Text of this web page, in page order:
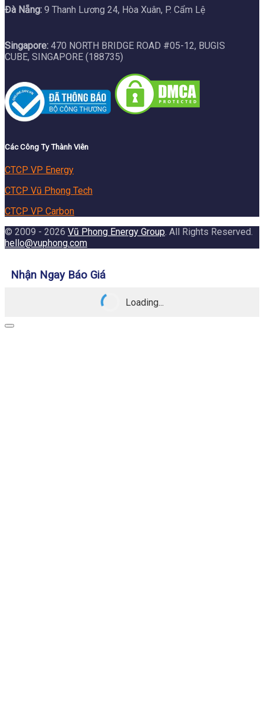
Đà Nẵng: 9 Thanh Lương 24, Hòa Xuân, P. Cẩm Lệ
Singapore: 470 NORTH BRIDGE ROAD #05-12, BUGIS
CUBE, SINGAPORE (188735)
Các Công Ty Thành Viên
CTCP VP Energy
CTCP Vũ Phong Tech
CTCP VP Carbon
© 2009 - 2026 Vũ Phong Energy Group. All Rights Reserved.
hello@vuphong.com
Nhận Ngay Báo Giá
Loading...